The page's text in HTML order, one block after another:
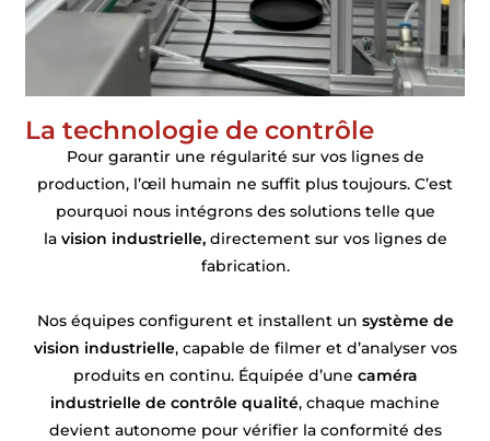
La technologie de contrôle
Pour garantir une régularité sur vos lignes de
production, l’œil humain ne suffit plus toujours. C’est
pourquoi nous intégrons des solutions telle que
lavision industrielle,directement sur vos lignes de
fabrication.
Nos équipes configurent et installent un système de
vision industrielle, capable de filmer et d’analyser vos
produits en continu. Équipée d’une caméra
industrielle de contrôle qualité, chaque machine
devient autonome pour vérifier la conformité des